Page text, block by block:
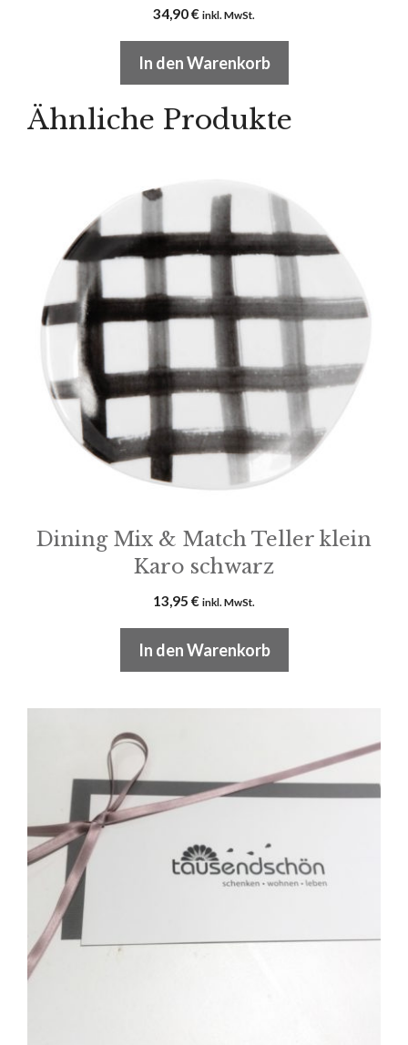
34,90€ inkl. MwSt.
In den Warenkorb
Ähnliche Produkte
Dining Mix & Match Teller klein
Karo schwarz
13,95 € inkl. MwSt.
In den Warenkorb